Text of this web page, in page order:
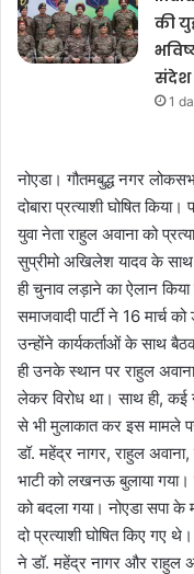
की
संदेश
1
नोएडा। गौतमबुद्ध नगर
दोबारा प्रत्याशी घोषित
युवा नेता राहुल अवाना को
सुप्रीमो अखिलेश यादव के
ही चुनाव लड़ाने का ऐलान किया
समाजवादी पार्टी ने 16 मार्च
उन्होंने कार्यकर्ताओं के साथ
ही उनके स्थान पर राहुल
लेकर विरोध था। साथ ही, कई
से भी मुलाकात कर इस मामले पर
डॉ. महेंद्र नागर, राहुल
भाटी को लखनऊ बुलाया गया।
को बदला गया। नोएडा सपा के
दो प्रत्याशी घोषित किए गए
ने डॉ. महेंद्र नागर और राहुल